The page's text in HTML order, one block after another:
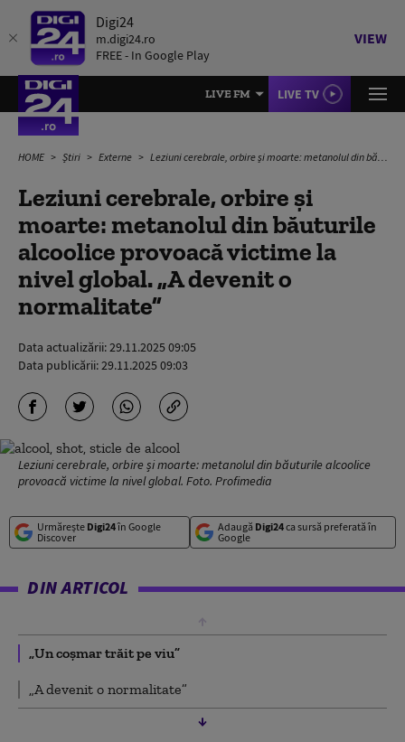
Digi24
m.digi24.ro
FREE - In Google Play
VIEW
LIVE FM LIVE TV
HOME Știri Externe Leziuni cerebrale, orbire și moarte: metanolul din băuturile alcoolice provoacă victime la nivel global. „A devenit o normalitate”
Leziuni cerebrale, orbire și
moarte: metanolul din băuturile
alcoolice provoacă victime la
nivel global. „A devenit o
normalitate”
Data actualizării:29.11.2025 09:05
Data publicării:29.11.2025 09:03
Leziuni cerebrale, orbire și moarte: metanolul din băuturile alcoolice
provoacă victime la nivel global. Foto. Profimedia
Urmărește Digi24în Google
Discover
Adaugă Digi24ca sursă preferată în
Google
DIN ARTICOL
„Un coșmar trăit pe viu”
„A devenit o normalitate”